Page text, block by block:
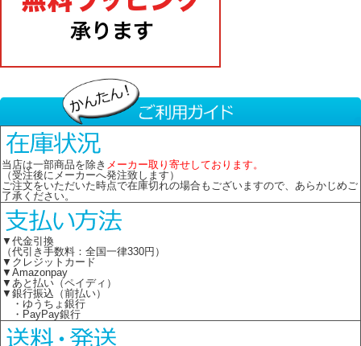
当店は一部商品を除き メーカー取り寄せしております。
（受注後にメーカーへ発注致します）
ご注文をいただいた時点で在庫切れの場合もございますので、あらかじめご
了承ください。
▼代金引換
（代引き手数料：全国一律330円）
▼クレジットカード
▼Amazonpay
▼あと払い（ペイディ）
▼銀行振込（前払い）
・ゆうちょ銀行
・PayPay銀行